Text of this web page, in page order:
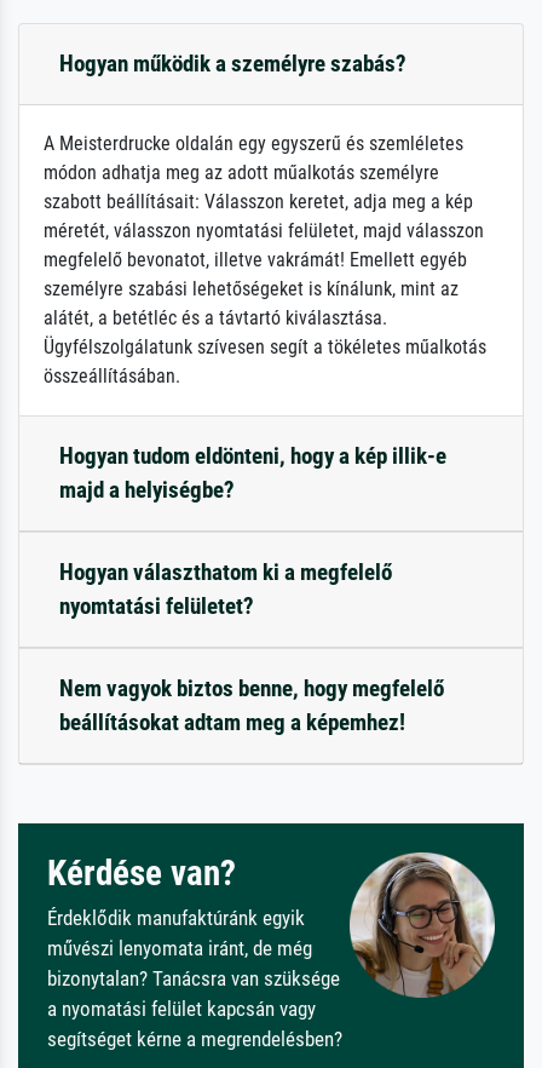
Hogyan működik a személyre szabás?
A Meisterdrucke oldalán egy egyszerű és szemléletes
módon adhatja meg az adott műalkotás személyre
szabott beállításait: Válasszon keretet, adja meg a kép
méretét, válasszon nyomtatási felületet, majd válasszon
megfelelő bevonatot, illetve vakrámát! Emellett egyéb
személyre szabási lehetőségeket is kínálunk, mint az
alátét, a betétléc és a távtartó kiválasztása.
Ügyfélszolgálatunk szívesen segít a tökéletes műalkotás
összeállításában.
Hogyan tudom eldönteni, hogy a kép illik-e
majd a helyiségbe?
Hogyan választhatom ki a megfelelő
nyomtatási felületet?
Nem vagyok biztos benne, hogy megfelelő
beállításokat adtam meg a képemhez!
Kérdése van?
Érdeklődik manufaktúránk egyik
művészi lenyomata iránt, de még
bizonytalan? Tanácsra van szüksége
a nyomatási felület kapcsán vagy
segítséget kérne a megrendelésben?